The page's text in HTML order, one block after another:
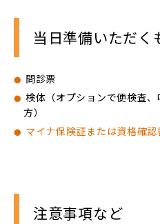
当日準備いただく
問診票
検体（オプションで便検査
方）
マイナ保険証または資格確認
注意事項など